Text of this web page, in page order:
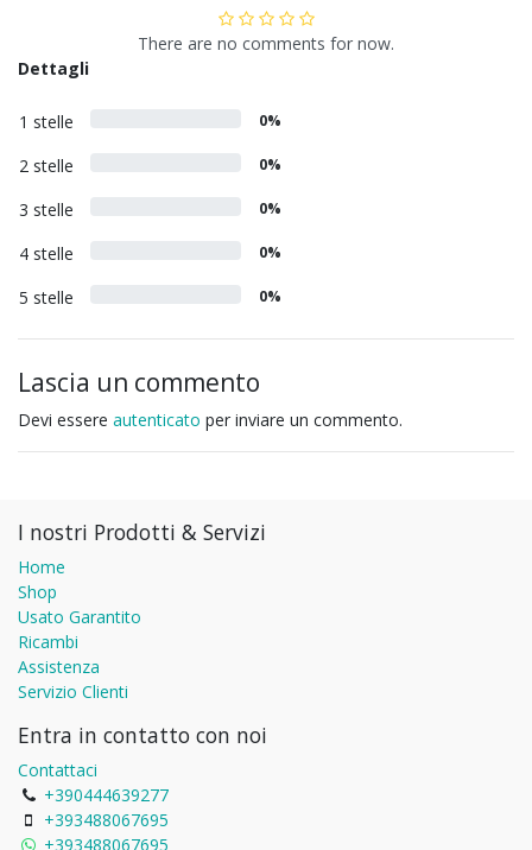
There are no comments for now.
Dettagli
1 stelle 0%
2 stelle 0%
3 stelle 0%
4 stelle 0%
5 stelle 0%
Lascia un commento
Devi essere autenticato per inviare un commento.
I nostri Prodotti & Servizi
Home
Shop
Usato Garantito
Ricambi
Assistenza
Servizio Clienti
Entra in contatto con noi
Contattaci
+390444639277
+393488067695
+393488067695